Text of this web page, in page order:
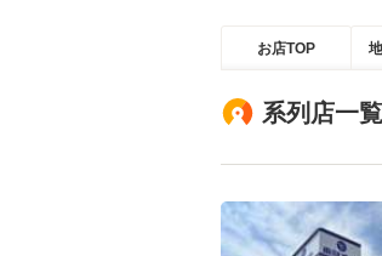
お店TOP
系列店一覧